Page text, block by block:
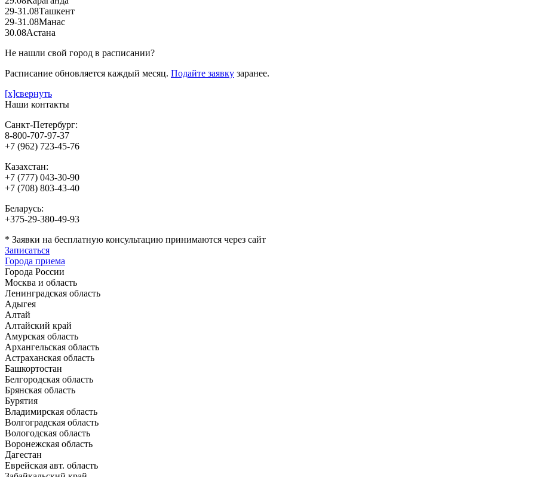
29-31.08Ташкент
29-31.08Манас
30.08Астана
Не нашли свой город в расписании?
Расписание обновляется каждый месяц. Подайте заявку заранее.
[x]свернуть
Наши контакты
Санкт-Петербург:
8-800-707-97-37
+7 (962) 723-45-76
Казахстан:
+7 (777) 043-30-90
+7 (708) 803-43-40
Беларусь:
+375-29-380-49-93
* Заявки на бесплатную консультацию принимаются через сайт
Записаться
Города приема
Города России
Москва и область
Ленинградская область
Адыгея
Алтай
Алтайский край
Амурская область
Архангельская область
Астраханская область
Башкортостан
Белгородская область
Брянская область
Бурятия
Владимирская область
Волгоградская область
Вологодская область
Воронежская область
Дагестан
Еврейская авт. область